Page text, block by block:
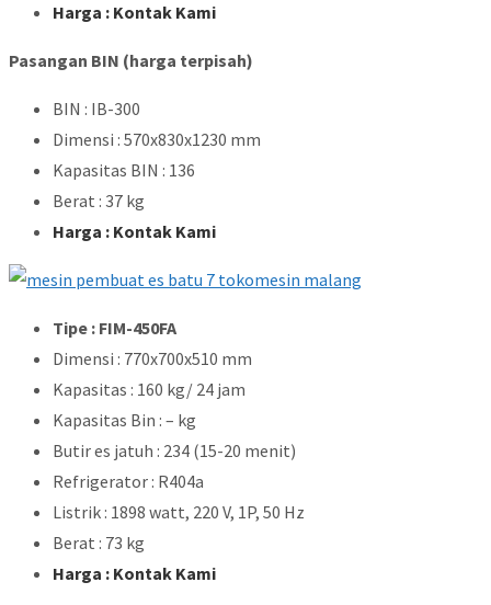
Harga : Kontak Kami
Pasangan BIN (harga terpisah)
BIN : IB-300
Dimensi : 570x830x1230 mm
Kapasitas BIN : 136
Berat : 37 kg
Harga : Kontak Kami
Tipe : FIM-450FA
Dimensi : 770x700x510 mm
Kapasitas : 160 kg/ 24 jam
Kapasitas Bin : – kg
Butir es jatuh : 234 (15-20 menit)
Refrigerator : R404a
Listrik : 1898 watt, 220 V, 1P, 50 Hz
Berat : 73 kg
Harga : Kontak Kami